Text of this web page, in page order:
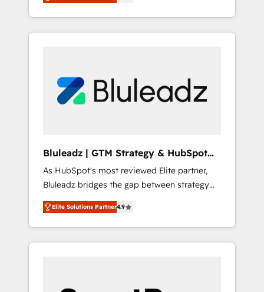
and Integrations: Layer Breeze AI, custom
agents, and APIs to remove manual work. ➤
Ongoing Management: Monthly tune-ups,
portal? We are built for the work.
て、HubSpot Eliteの実装力で顧客フロント業務
を再設計します。 💡 100inc は何をする会社
か？ HubSpotを共通基盤に、AIエージェントを
部・グループ会社・部門が分立する組織で、デ
ータと業務プロセスのサイロ化を、CRMを軸と
ら、GTMの見える化・自動化まで。全Hub統合
運用、データ品質設計、グループ横断のCRM統
合に対応します。 2️⃣ AIエージェント組織構築
営業・マーケティング業務の一部をAIが自律実
行する組織への移行を設計・実装。Breeze・
Claude等をHubSpotと連携させ、役割定義・運
用ルール・成果指標まで含めて設計します。 3️⃣
PMOとして主導。「設定の代行ではなく、設計
Bluleadz | GTM Strategy & HubSpot
Implementation
As HubSpot's most reviewed Elite partner,
Bluleadz bridges the gap between strategy
and execution. We don't just "set up tools" —
we install the GTM Operating System (GTM
OS) to align your leadership and engineer a
portal that drives predictable revenue
Elite Solutions Partner4.9